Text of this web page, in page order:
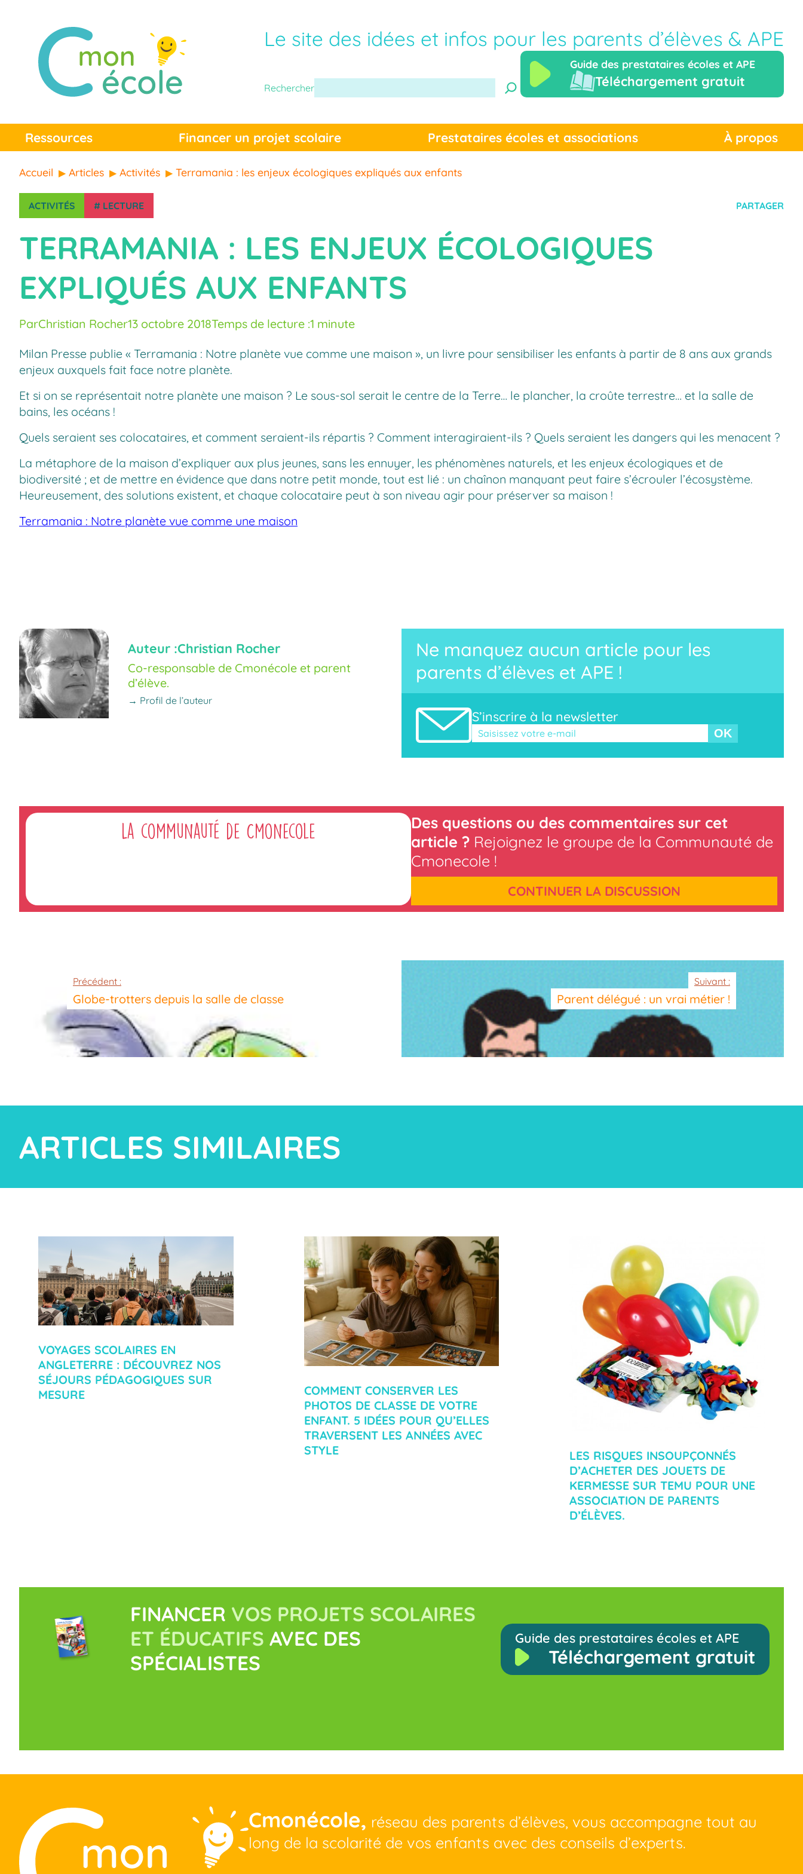
Le site des idées et infos pour les parents d’élèves & APE
Rechercher
Guide des prestataires écoles et APE
Téléchargement gratuit
Ressources Financer un projet scolaire Prestataires écoles et associations À propos
Accueil Articles Activités Terramania : les enjeux écologiques expliqués aux enfants
ACTIVITÉS # LECTURE PARTAGER
TERRAMANIA : LES ENJEUX ÉCOLOGIQUES
EXPLIQUÉS AUX ENFANTS
ParChristian Rocher13 octobre 2018Temps de lecture :1 minute
Milan Presse publie « Terramania : Notre planète vue comme une maison », un livre pour sensibiliser les enfants à partir de 8 ans aux grands
enjeux auxquels fait face notre planète.
Et si on se représentait notre planète une maison ? Le sous-sol serait le centre de la Terre… le plancher, la croûte terrestre… et la salle de
bains, les océans !
Quels seraient ses colocataires, et comment seraient-ils répartis ? Comment interagiraient-ils ? Quels seraient les dangers qui les menacent ?
La métaphore de la maison d’expliquer aux plus jeunes, sans les ennuyer, les phénomènes naturels, et les enjeux écologiques et de
biodiversité ; et de mettre en évidence que dans notre petit monde, tout est lié : un chaînon manquant peut faire s’écrouler l’écosystème.
Heureusement, des solutions existent, et chaque colocataire peut à son niveau agir pour préserver sa maison !
Terramania : Notre planète vue comme une maison
Auteur :Christian Rocher
Co-responsable de Cmonécole et parent
d’élève.
→ Profil de l’auteur
Ne manquez aucun article pour les
parents d’élèves et APE !
S’inscrire à la newsletter
La communauté de Cmonecole
Des questions ou des commentaires sur cet
article ? Rejoignez le groupe de la Communauté de
Cmonecole !
CONTINUER LA DISCUSSION
Précédent :
Globe-trotters depuis la salle de classe
Suivant :
Parent délégué : un vrai métier !
ARTICLES SIMILAIRES
VOYAGES SCOLAIRES EN
ANGLETERRE : DÉCOUVREZ NOS
SÉJOURS PÉDAGOGIQUES SUR
MESURE
COMMENT CONSERVER LES
PHOTOS DE CLASSE DE VOTRE
ENFANT. 5 IDÉES POUR QU’ELLES
TRAVERSENT LES ANNÉES AVEC
STYLE
LES RISQUES INSOUPÇONNÉS
D’ACHETER DES JOUETS DE
KERMESSE SUR TEMU POUR UNE
ASSOCIATION DE PARENTS
D’ÉLÈVES.
FINANCER VOS PROJETS SCOLAIRES
ET ÉDUCATIFS AVEC DES
SPÉCIALISTES
Guide des prestataires écoles et APE
Téléchargement gratuit
Cmonécole, réseau des parents d’élèves, vous accompagne tout au
long de la scolarité de vos enfants avec des conseils d’experts.